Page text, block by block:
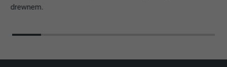
drewnem.
DOSTAWCA
PROCEDURA